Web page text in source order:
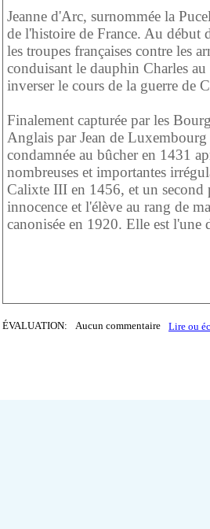
Jeanne d'Arc, surnommée la
de l'histoire de France. Au début
les troupes françaises contre les
conduisant le dauphin Charles
inverser le cours de la guerre de
Finalement capturée par les
Anglais par Jean de
condamnée au bûcher en 1431
nombreuses et importantes
Calixte III en 1456, et un second
innocence et l'élève au rang de
canonisée en 1920. Elle est l'une
ÉVALUATION: Aucun commentaire Lire ou